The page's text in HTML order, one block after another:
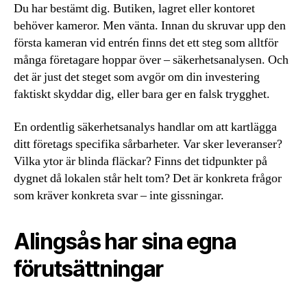
Du har bestämt dig. Butiken, lagret eller kontoret
behöver kameror. Men vänta. Innan du skruvar upp den
första kameran vid entrén finns det ett steg som alltför
många företagare hoppar över – säkerhetsanalysen. Och
det är just det steget som avgör om din investering
faktiskt skyddar dig, eller bara ger en falsk trygghet.
En ordentlig säkerhetsanalys handlar om att kartlägga
ditt företags specifika sårbarheter. Var sker leveranser?
Vilka ytor är blinda fläckar? Finns det tidpunkter på
dygnet då lokalen står helt tom? Det är konkreta frågor
som kräver konkreta svar – inte gissningar.
Alingsås har sina egna
förutsättningar